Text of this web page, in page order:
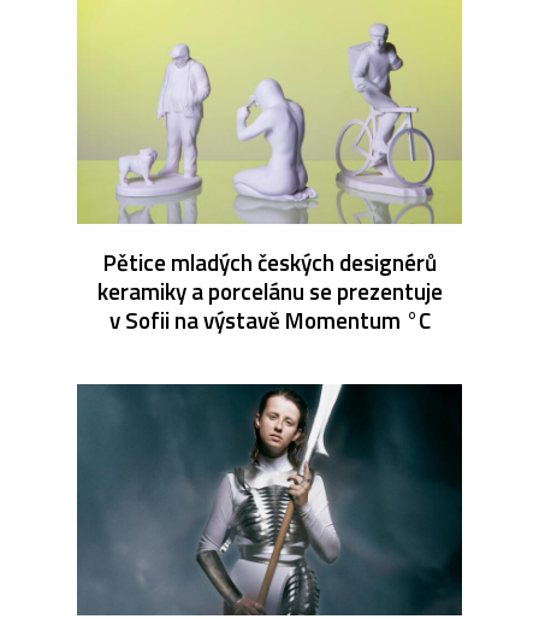
Pětice mladých českých designérů
keramiky a porcelánu se prezentuje
v Sofii na výstavě Momentum °C